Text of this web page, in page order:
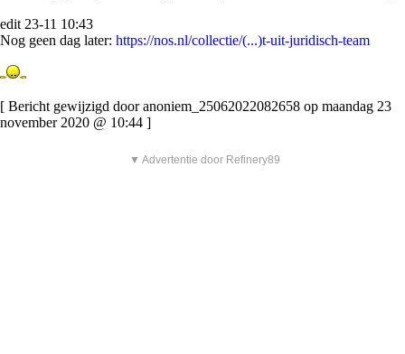
edit 23-11 10:43
Nog geen dag later: https://nos.nl/collectie/(...)t-uit-juridisch-team
[ Bericht gewijzigd door anoniem_25062022082658 op maandag 23
november 2020 @ 10:44 ]
▼ Advertentie door Refinery89